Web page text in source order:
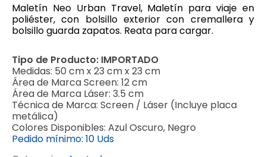
Maletín Neo Urban Travel, Maletín para viaje en
poliéster, con bolsillo exterior con cremallera y
bolsillo guarda zapatos. Reata para cargar.
Tipo de Producto: IMPORTADO
Medidas: 50 cm x 23 cm x 23 cm
Área de Marca Screen: 12 cm
Área de Marca Láser: 3.5 cm
Técnica de Marca: Screen / Láser (Incluye placa
metálica)
Colores Disponibles: Azul Oscuro, Negro
Pedido mínimo: 10 Uds